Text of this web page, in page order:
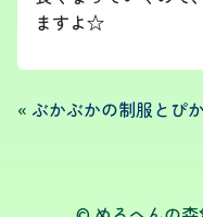
ますよ☆
« ぶかぶかの制服とぴ